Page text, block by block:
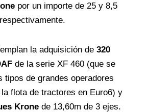
por un importe de 25 y 8,5
la adquisición de 320
de la serie XF 460 (que se
tipos de grandes operadores
flota de tractores en Euro6) y
Krone de 13,60m de 3 ejes.